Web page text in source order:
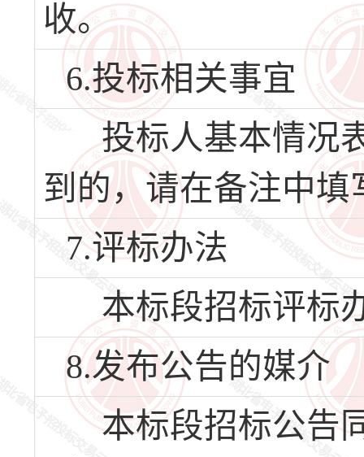
收。
6.投标相关事宜
投标人基本情况
到的，请在备注中填
7.评标办法
本标段招标评标
8.发布公告的媒介
本标段招标公告